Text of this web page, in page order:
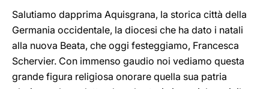
Salutiamo dapprima Aquisgrana, la storica città della
Germania occidentale, la diocesi che ha dato i natali
alla nuova Beata, che oggi festeggiamo, Francesca
Schervier. Con immenso gaudio noi vediamo questa
grande figura religiosa onorare quella sua patria